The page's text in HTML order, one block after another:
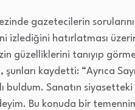
gazetecilerin
izlediğini hatırlatması
güzelliklerini tanıyıp
kaydetti: “Ayrıca
buldum. Sanatın
Bu konuda bir